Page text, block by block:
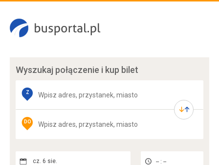
Wyszukaj połączenie i kup bilet
Z
DO
cz. 6 sie. -- : --